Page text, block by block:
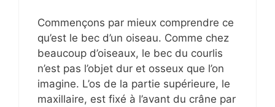
Commençons par mieux comprendre ce
qu’est le bec d’un oiseau. Comme chez
beaucoup d’oiseaux, le bec du courlis
n’est pas l’objet dur et osseux que l’on
imagine. L’os de la partie supérieure, le
maxillaire, est fixé à l’avant du crâne par